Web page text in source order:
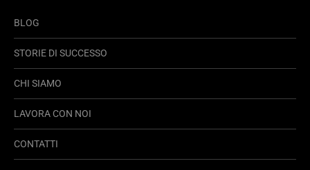
BLOG
STORIE DI SUCCESSO
CHI SIAMO
LAVORA CON NOI
CONTATTI